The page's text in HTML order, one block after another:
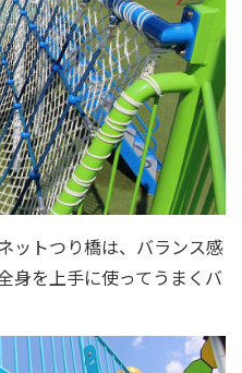
ットつり橋は、バランス感
身を上手に使ってうまくバ